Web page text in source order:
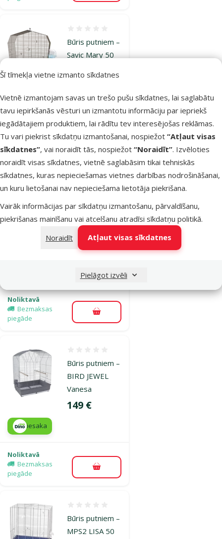
Šī tīmekļa vietne izmanto sīkdatnes
Vietnē izmantojam savas un trešo pušu sīkdatnes, lai saglabātu
tavu iepirkšanās vēsturi un izmantotu informāciju par iepriekš
iegādātajiem produktiem, lai rādītu tev interesējošas reklāmas.
Tu vari piekrist sīkdatņu izmantošanai, nospiežot “Atļaut visas
sīkdatnes”, vai noraidīt tās, nospiežot “Noraidīt”. Izvēloties
noraidīt visas sīkdatnes, vietnē saglabāsim tikai tehniskās
sīkdatnes, kuras nepieciešamas vietnes darbības nodrošināšanai,
un kuru lietošanai nav nepieciešama lietotāja piekrišana.
Vairāk informācijas par sīkdatņu izmantošanu, pārvaldīšanu,
piekrišanas mainīšanu vai atcelšanu atradīsi sīkdatņu politikā.
Noraidīt
Atļaut visas sīkdatnes
Pielāgot izvēli
Būris putniem –
Savic Mary 50
brown/mocha
Cena
109 €
Noliktavā
Bezmaksas
piegāde
Pievienot grozam
BIRD JEWEL
Klara
Atsauksmes 0%
Oriģinālā cena
38,99 €
Cena
24,98 €
Atlaide
-35 %
Noliktavā
Bezmaksas
piegāde
Pievienot grozam
Būris putniem –
BIRD JEWEL
Vanesa
Cena
149 €
iesaka
Noliktavā
Bezmaksas
piegāde
Pievienot grozam
Būris putniem –
MPS2 LISA 50